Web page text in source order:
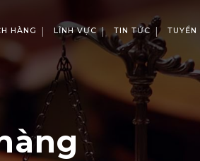
HÀNG LĨNH VỰC TIN TỨC TUYỂN